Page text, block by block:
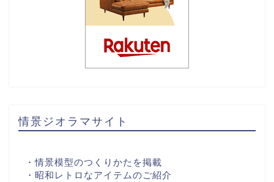
情景ジオラマサイト
・情景模型のつくりかたを掲載
・昭和レトロなアイテムのご紹介